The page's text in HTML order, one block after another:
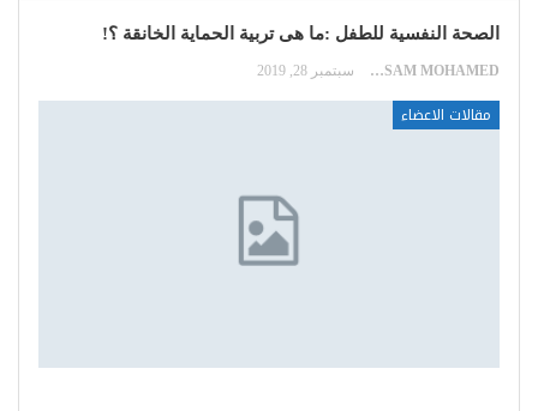
الصحة النفسية للطفل :ما هى تربية الحماية الخانقة ؟!
HOSSAM MOHAMED سبتمبر 28, 2019
مقالات الاعضاء